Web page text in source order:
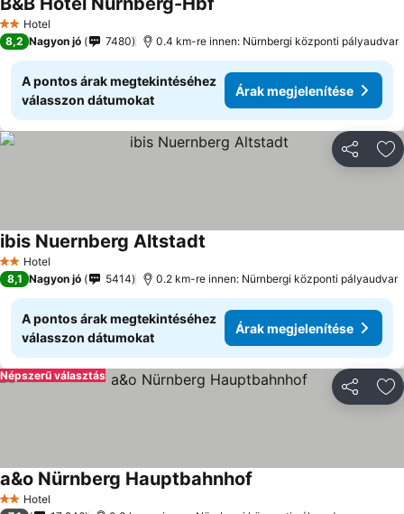
2 Kategória
Hotel
8,2 Nagyon jó 7480 0.4 km-re innen: Nürnbergi központi pályaudvar
A pontos árak megtekintéséhez
válasszon dátumokat
Árak megjelenítése
2 Kategória
Hotel
ibis Nuernberg Altstadt
8,1 Nagyon jó 5414 0.2 km-re innen: Nürnbergi központi pályaudvar
A pontos árak megtekintéséhez
válasszon dátumokat
Árak megjelenítése
Népszerű választás
2 Kategória
Hotel
a&o Nürnberg Hauptbahnhof